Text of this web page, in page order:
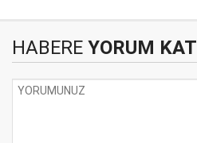
HABERE YORUM KAT